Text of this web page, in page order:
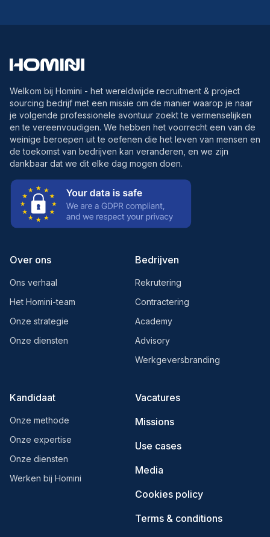
Welkom bij Homini - het wereldwijde recruitment & project
sourcing bedrijf met een missie om de manier waarop je naar
je volgende professionele avontuur zoekt te vermenselijken
en te vereenvoudigen. We hebben het voorrecht een van de
weinige beroepen uit te oefenen die het leven van mensen en
de toekomst van bedrijven kan veranderen, en we zijn
dankbaar dat we dit elke dag mogen doen.
Over ons
Ons verhaal
Het Homini-team
Onze strategie
Onze diensten
Bedrijven
Rekrutering
Contractering
Academy
Advisory
Werkgeversbranding
Kandidaat
Onze methode
Onze expertise
Onze diensten
Werken bij Homini
Vacatures
Missions
Use cases
Media
Cookies policy
Terms & conditions